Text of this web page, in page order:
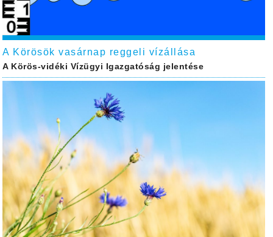
A Körösök vasárnap reggeli vízállása
A Körös-vidéki Vízügyi Igazgatóság jelentése